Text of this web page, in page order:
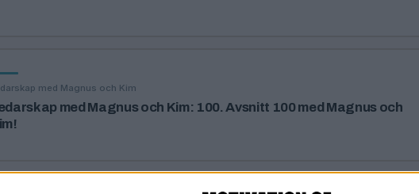
med Magnus och Kim
med Magnus och Kim: 100. Avsnitt 100 med Magnus och